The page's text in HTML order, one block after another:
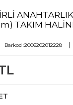
TAKIM
Barkod :2006202012228